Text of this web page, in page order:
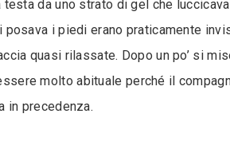
da uno strato di gel che
posava i piedi erano praticamente
quasi rilassate. Dopo un po’ si
molto abituale perché il
in precedenza.